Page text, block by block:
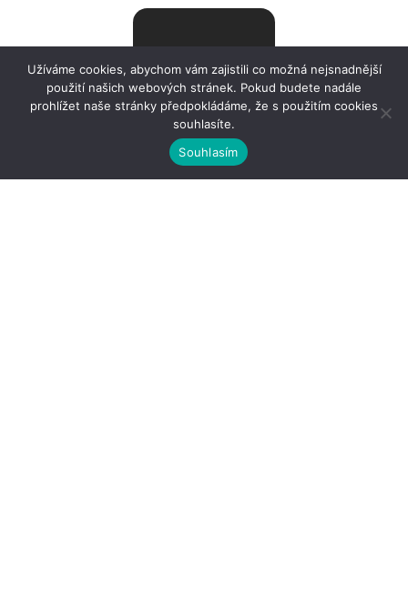
Užíváme cookies, abychom vám zajistili co možná nejsnadnější
použití našich webových stránek. Pokud budete nadále
prohlížet naše stránky předpokládáme, že s použitím cookies
souhlasíte.
Souhlasím